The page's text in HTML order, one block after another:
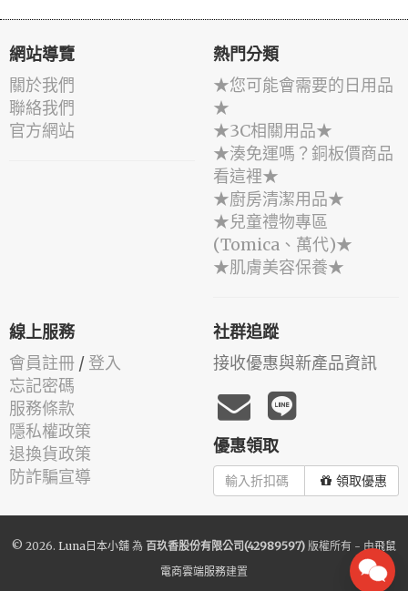
網站導覽
關於我們
聯絡我們
官方網站
熱門分類
★您可能會需要的日用品
★
★3C相關用品★
★湊免運嗎？銅板價商品
看這裡★
★廚房清潔用品★
★兒童禮物專區
(Tomica、萬代)★
★肌膚美容保養★
線上服務
會員註冊 / 登入
忘記密碼
服務條款
隱私權政策
退換貨政策
防詐騙宣導
社群追蹤
接收優惠與新產品資訊
優惠領取
領取優惠
© 2026. Luna日本小舖 為 百玖香股份有限公司(42989597) 版權所有 - 由飛鼠
電商雲端服務建置